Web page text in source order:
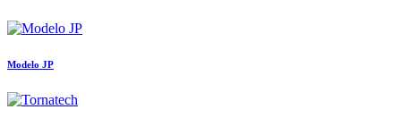
Modelo JP